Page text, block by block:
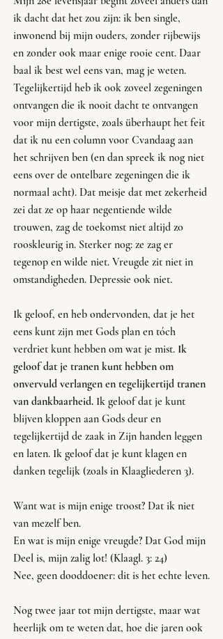
ik dacht dat het zou zijn: ik ben single,
inwonend bij mijn ouders, zonder rijbewijs
en zonder ook maar enige rooie cent. Daar
baal ik best wel eens van, mag je weten.
Tegelijkertijd heb ik ook zoveel zegeningen
ontvangen die ik nooit dacht te ontvangen
voor mijn dertigste, zoals überhaupt het feit
dat ik nu een column voor Cvandaag aan
het schrijven ben (en dan spreek ik nog niet
eens over de ontelbare zegeningen die ik
normaal acht). Dat meisje dat met zekerheid
zei dat ze op haar negentiende wilde
trouwen, zag de toekomst niet altijd zo
rooskleurig in. Sterker nog: ze zag er
tegenop en wilde niet. Vreugde zit niet in
omstandigheden. Depressie ook niet.
Ik geloof, en heb ondervonden, dat je het
eens kunt zijn met Gods plan en tóch
verdriet kunt hebben om wat je mist. Ik
geloof dat je tranen kunt hebben om
onvervuld verlangen en tegelijkertijd tranen
van dankbaarheid. Ik geloof dat je kunt
blijven kloppen aan Gods deur en
tegelijkertijd de zaak in Zijn handen leggen
en laten. Ik geloof dat je kunt klagen en
danken tegelijk (zoals in Klaagliederen 3).
Want wat is mijn enige troost? Dat ik niet
van mezelf ben.
En wat is mijn enige vreugde? Dat God mijn
Deel is, mijn zalig lot! (Klaagl. 3: 24)
Nee, geen dooddoener: dit is het echte leven.
Nog twee jaar tot mijn dertigste, maar wat
heerlijk om te weten dat, hoe die jaren ook